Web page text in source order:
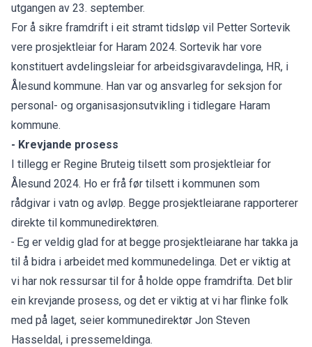
utgangen av 23. september.
For å sikre framdrift i eit stramt tidsløp vil Petter Sortevik
vere prosjektleiar for Haram 2024. Sortevik har vore
konstituert avdelingsleiar for arbeidsgivaravdelinga, HR, i
Ålesund kommune. Han var og ansvarleg for seksjon for
personal- og organisasjonsutvikling i tidlegare Haram
kommune.
- Krevjande prosess
I tillegg er Regine Bruteig tilsett som prosjektleiar for
Ålesund 2024. Ho er frå før tilsett i kommunen som
rådgivar i vatn og avløp. Begge prosjektleiarane rapporterer
direkte til kommunedirektøren.
- Eg er veldig glad for at begge prosjektleiarane har takka ja
til å bidra i arbeidet med kommunedelinga. Det er viktig at
vi har nok ressursar til for å holde oppe framdrifta. Det blir
ein krevjande prosess, og det er viktig at vi har flinke folk
med på laget, seier kommunedirektør Jon Steven
Hasseldal, i pressemeldinga.